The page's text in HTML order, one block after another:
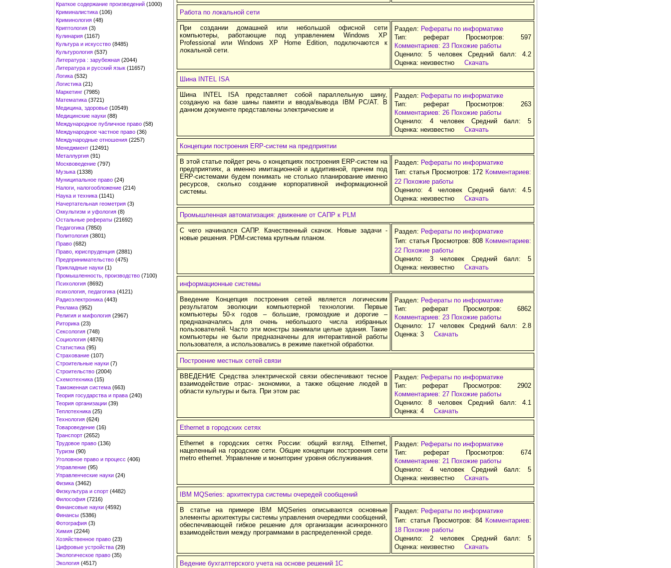
Краткое содержание произведений (1000)
Криминалистика (106)
Криминология (48)
Криптология (3)
Кулинария (1167)
Культура и искусство (8485)
Культурология (537)
Литература : зарубежная (2044)
Литература и русский язык (11657)
Логика (532)
Логистика (21)
Маркетинг (7985)
Математика (3721)
Медицина, здоровье (10549)
Медицинские науки (88)
Международное публичное право (58)
Международное частное право (36)
Международные отношения (2257)
Менеджмент (12491)
Металлургия (91)
Москвоведение (797)
Музыка (1338)
Муниципальное право (24)
Налоги, налогообложение (214)
Наука и техника (1141)
Начертательная геометрия (3)
Оккультизм и уфология (8)
Остальные рефераты (21692)
Педагогика (7850)
Политология (3801)
Право (682)
Право, юриспруденция (2881)
Предпринимательство (475)
Прикладные науки (1)
Промышленность, производство (7100)
Психология (8692)
психология, педагогика (4121)
Радиоэлектроника (443)
Реклама (952)
Религия и мифология (2967)
Риторика (23)
Сексология (748)
Социология (4876)
Статистика (95)
Страхование (107)
Строительные науки (7)
Строительство (2004)
Схемотехника (15)
Таможенная система (663)
Теория государства и права (240)
Теория организации (39)
Теплотехника (25)
Технология (624)
Товароведение (16)
Транспорт (2652)
Трудовое право (136)
Туризм (90)
Уголовное право и процесс (406)
Управление (95)
Управленческие науки (24)
Физика (3462)
Физкультура и спорт (4482)
Философия (7216)
Финансовые науки (4592)
Финансы (5386)
Фотография (3)
Химия (2244)
Хозяйственное право (23)
Цифровые устройства (29)
Экологическое право (35)
Экология (4517)
Работа по локальной сети
При создании домашней или небольшой офисной сети
компьютеры, работающие под управлением Windows XP
Professional или Windows XP Home Edition, подключаются к
локальной сети.
Раздел: Рефераты по информатике
Тип: реферат Просмотров: 597
Комментариев: 23 Похожие работы
Оценило: 5 человек Средний балл: 4.2
Оценка: неизвестно Скачать
Шина INTEL ISA
Шина INTEL ISA представляет собой параллельную шину,
созданую на базе шины памяти и ввода/вывода IBM PC/AT. В
данном документе представлены электрические и
Раздел: Рефераты по информатике
Тип: реферат Просмотров: 263
Комментариев: 26 Похожие работы
Оценило: 4 человек Средний балл: 5
Оценка: неизвестно Скачать
Концепции построения ERP-систем на предприятии
В этой статье пойдет речь о концепциях построения ERP-систем на
предприятиях, а именно имитационной и аддитивной, причем под
ERP-системами будем понимать не столько планирование именно
ресурсов, сколько создание корпоративной информационной
системы.
Раздел: Рефераты по информатике
Тип: статья Просмотров: 172 Комментариев:
22 Похожие работы
Оценило: 4 человек Средний балл: 4.5
Оценка: неизвестно Скачать
Промышленная автоматизация: движение от САПР к PLM
С чего начинался САПР. Качественный скачок. Новые задачи -
новые решения. PDM-система крупным планом.
Раздел: Рефераты по информатике
Тип: статья Просмотров: 808 Комментариев:
22 Похожие работы
Оценило: 3 человек Средний балл: 5
Оценка: неизвестно Скачать
информационные системы
Введение Концепция построения сетей является логическим
результатом эволюции компьютерной технологии. Первые
компьютеры 50-х годов – большие, громоздкие и дорогие –
предназначались для очень небольшого числа избранных
пользователей. Часто эти монстры занимали целые здания. Такие
компьютеры не были предназначены для интерактивной работы
пользователя, а использовались в режиме пакетной обработки.
Раздел: Рефераты по информатике
Тип: реферат Просмотров: 6862
Комментариев: 23 Похожие работы
Оценило: 17 человек Средний балл: 2.8
Оценка: 3 Скачать
Построение местных сетей связи
ВВЕДЕНИЕ Средства электрической связи обеспечивают тесное
взаимодействие отрас- экономики, а также общение людей в
области культуры и быта. При этом рас
Раздел: Рефераты по информатике
Тип: реферат Просмотров: 2902
Комментариев: 27 Похожие работы
Оценило: 8 человек Средний балл: 4.1
Оценка: 4 Скачать
Ethernet в городских сетях
Ethernet в городских сетях России: общий взгляд. Ethernet,
нацеленный на городские сети. Общие концепции построения сети
metro ethernet. Управление и мониторинг уровня обслуживания.
Раздел: Рефераты по информатике
Тип: реферат Просмотров: 674
Комментариев: 21 Похожие работы
Оценило: 4 человек Средний балл: 5
Оценка: неизвестно Скачать
IBM MQSeries: архитектура системы очередей сообщений
В статье на примере IBM MQSeries описываются основные
элементы архитектуры системы управления очередями сообщений,
обеспечивающей гибкое решение для организации асинхронного
взаимодействия между программами в распределенной среде.
Раздел: Рефераты по информатике
Тип: статья Просмотров: 84 Комментариев:
18 Похожие работы
Оценило: 2 человек Средний балл: 5
Оценка: неизвестно Скачать
Ведение бухгалтерского учета на основе решений 1С